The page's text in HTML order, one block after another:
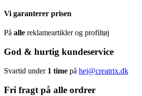
Vi garanterer prisen
På alle reklameartikler og profiltøj
God & hurtig kundeservice
Svartid under 1 time på hej@creatrix.dk
Fri fragt på alle ordrer